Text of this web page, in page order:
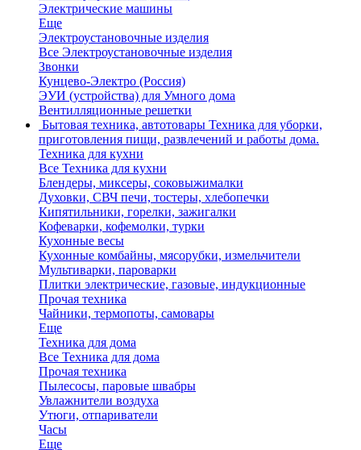
Электрические машины
Еще
Электроустановочные изделия
Все Электроустановочные изделия
Звонки
Кунцево-Электро (Россия)
ЭУИ (устройства) для Умного дома
Вентилляционные решетки
Бытовая техника, автотовары Техника для уборки,
приготовления пищи, развлечений и работы дома.
Техника для кухни
Все Техника для кухни
Блендеры, миксеры, соковыжималки
Духовки, СВЧ печи, тостеры, хлебопечки
Кипятильники, горелки, зажигалки
Кофеварки, кофемолки, турки
Кухонные весы
Кухонные комбайны, мясорубки, измельчители
Мультиварки, пароварки
Плитки электрические, газовые, индукционные
Прочая техника
Чайники, термопоты, самовары
Еще
Техника для дома
Все Техника для дома
Прочая техника
Пылесосы, паровые швабры
Увлажнители воздуха
Утюги, отпариватели
Часы
Еще